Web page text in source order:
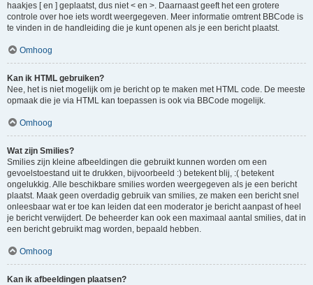
haakjes [ en ] geplaatst, dus niet < en >. Daarnaast geeft het een grotere
controle over hoe iets wordt weergegeven. Meer informatie omtrent BBCode is
te vinden in de handleiding die je kunt openen als je een bericht plaatst.
Omhoog
Kan ik HTML gebruiken?
Nee, het is niet mogelijk om je bericht op te maken met HTML code. De meeste
opmaak die je via HTML kan toepassen is ook via BBCode mogelijk.
Omhoog
Wat zijn Smilies?
Smilies zijn kleine afbeeldingen die gebruikt kunnen worden om een
gevoelstoestand uit te drukken, bijvoorbeeld :) betekent blij, :( betekent
ongelukkig. Alle beschikbare smilies worden weergegeven als je een bericht
plaatst. Maak geen overdadig gebruik van smilies, ze maken een bericht snel
onleesbaar wat er toe kan leiden dat een moderator je bericht aanpast of heel
je bericht verwijdert. De beheerder kan ook een maximaal aantal smilies, dat in
een bericht gebruikt mag worden, bepaald hebben.
Omhoog
Kan ik afbeeldingen plaatsen?